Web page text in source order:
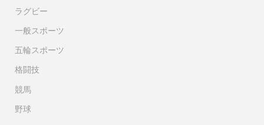
ラグビー
一般スポーツ
五輪スポーツ
格闘技
競馬
野球